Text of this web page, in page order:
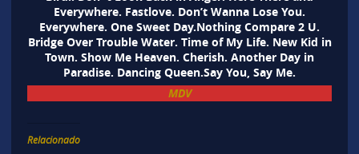
Everywhere. Fastlove. Don’t Wanna Lose You.
Everywhere. One Sweet Day.Nothing Compare 2 U.
Bridge Over Trouble Water. Time of My Life. New Kid in
Town. Show Me Heaven. Cherish. Another Day in
Paradise. Dancing Queen.Say You, Say Me.
MDV
Relacionado